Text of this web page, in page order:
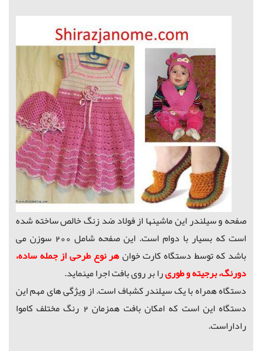
صفحه و سیلندر این ماشینها از فولاد ضد زنگ خالص ساخته شده
است که بسیار با دوام است.
این صفحه شامل 200 سوزن می
باشد که توسطدستگاه کارت خوانهر نوع طرحی از جمله ساده،
دورنگ، برجیته و طوریرا بر روی بافت اجرا مینماید.
دستگاه همراه با یک سیلندر کشباف است.از ویژگی های مهم این
دستگاه این است که امکان بافت همزمان 2 رنگ مختلف کاموا
راداراست.